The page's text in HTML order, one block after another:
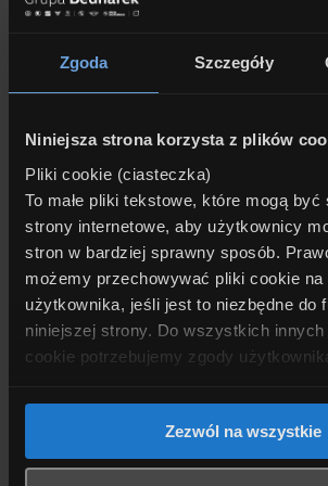
Zgoda Szczegóły
Niniejsza strona korzysta z plików
Pliki cookie (ciasteczka)
To małe pliki tekstowe, które mogą
strony internetowe, aby użytkownicy
stron w bardziej sprawny sposób.
możemy przechowywać pliki cookie na
użytkownika, jeśli jest to niezbędne do
niniejszej strony. Do wszystkich
cookie potrzebujemy zgody
Dobrowolność zgody i możliwość jej
Zgoda na stosowanie plików cookie
Zezwól na wszystkie
302 System alarmowy
428 Trójkąt ostrzegawczy /
4KM Listwy ozdobne Aluminium
4T8 Rozszerzony pakiet lusterek
4U9 Ochrona pieszych - symulacja
na napędzie elektrycznym
4UR Oświetlenie ambientowe
5DM Asystent parkowania z
654 Radio cyfrowe DAB+